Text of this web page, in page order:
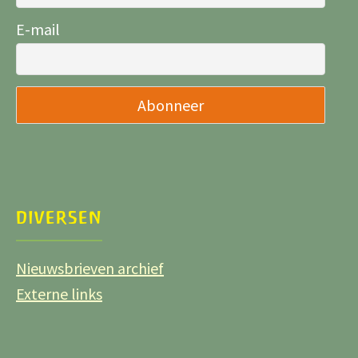
E-mail
DIVERSEN
Nieuwsbrieven archief
Externe links